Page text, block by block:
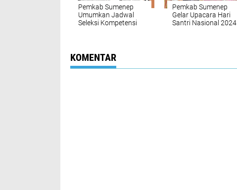
Pemkab Sumenep
Umumkan Jadwal
Seleksi Kompetensi
Pemkab Sumenep
Gelar Upacara Hari
Santri Nasional 2024
KOMENTAR